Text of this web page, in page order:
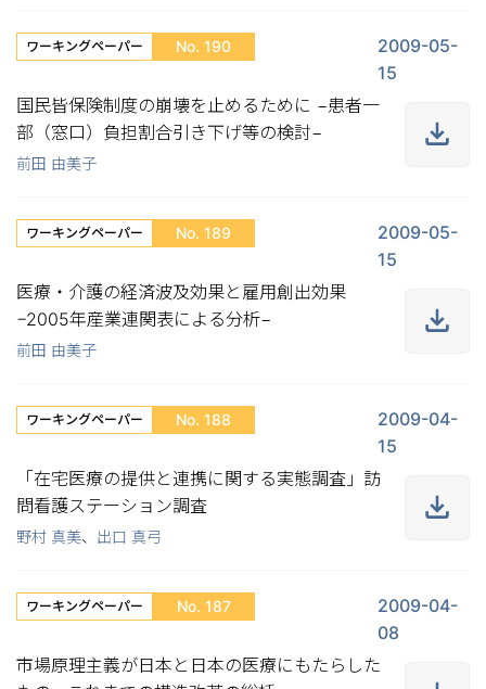
ワーキングペーパー No. 190
2009-05-
15
国民皆保険制度の崩壊を止めるために −患者一
部（窓口）負担割合引き下げ等の検討−
前田 由美子
ワーキングペーパー No. 189
2009-05-
15
医療・介護の経済波及効果と雇用創出効果
−2005年産業連関表による分析−
前田 由美子
ワーキングペーパー No. 188
2009-04-
15
「在宅医療の提供と連携に関する実態調査」訪
問看護ステーション調査
野村 真美、 出口 真弓
ワーキングペーパー No. 187
2009-04-
08
市場原理主義が日本と日本の医療にもたらした